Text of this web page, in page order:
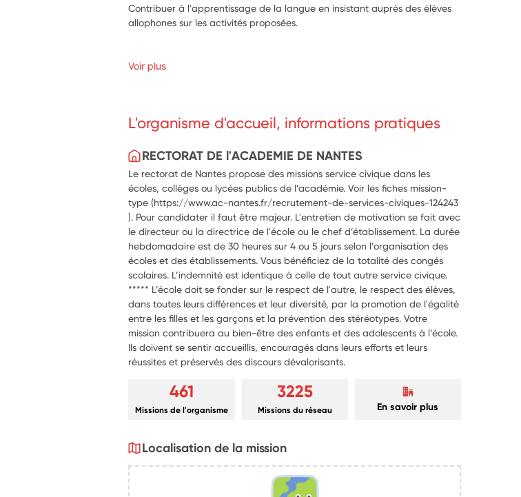
Contribuer à l'apprentissage de la langue en insistant auprès des élèves
allophones sur les activités proposées.
Voir plus
L'organisme d'accueil, informations pratiques
RECTORAT DE l'ACADEMIE DE NANTES
Le rectorat de Nantes propose des missions service civique dans les
écoles, collèges ou lycées publics de l’académie. Voir les fiches mission-
type (https://www.ac-nantes.fr/recrutement-de-services-civiques-124243
). Pour candidater il faut être majeur. L'entretien de motivation se fait avec
le directeur ou la directrice de l'école ou le chef d’établissement. La durée
hebdomadaire est de 30 heures sur 4 ou 5 jours selon l’organisation des
écoles et des établissements. Vous bénéficiez de la totalité des congés
scolaires. L’indemnité est identique à celle de tout autre service civique.
***** L’école doit se fonder sur le respect de l'autre, le respect des élèves,
dans toutes leurs différences et leur diversité, par la promotion de l'égalité
entre les filles et les garçons et la prévention des stéréotypes. Votre
mission contribuera au bien-être des enfants et des adolescents à l’école.
Ils doivent se sentir accueillis, encouragés dans leurs efforts et leurs
réussites et préservés des discours dévalorisants.
461
Missions de l'organisme
3225
Missions du réseau En savoir plus
Localisation de la mission